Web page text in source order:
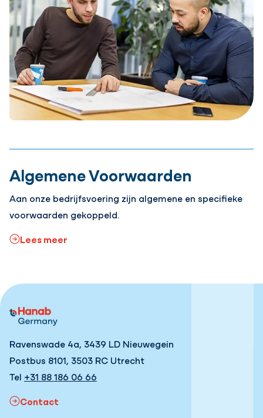
Algemene Voorwaarden
Aan onze bedrijfsvoering zijn algemene en specifieke
voorwaarden gekoppeld.
Lees meer
Ravenswade 4a, 3439 LD Nieuwegein
Postbus 8101, 3503 RC Utrecht
Tel +31 88 186 06 66
Contact